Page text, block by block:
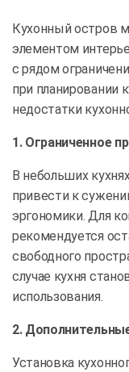
Кухонный остров
элементом
с рядом
при планировании
недостатки
1. Ограниченное
В небольших
привести к
эргономики. Для
рекомендуется
свободного
случае кухня
использования.
2.
Установка